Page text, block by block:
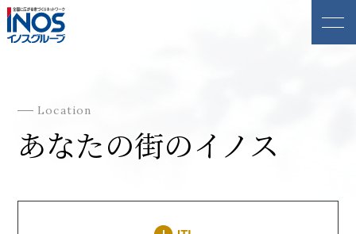
Location
あなたの街のイノス